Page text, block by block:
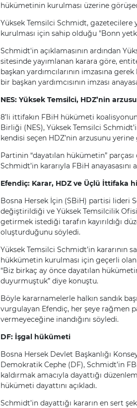
hükümetinin kurulması üzerine
Yüksek Temsilci Schmidt, gazetecilere
kurulması için sahip olduğu "Bonn
Schmidt'in açıklamasının ardından
sitesinde yayımlanan karara göre,
başkan yardımcılarının imzasına
bir başkan yardımcısının imzası
NES: Yüksek Temsilci, HDZ’nin
8’li ittifakın FBiH hükümeti
Birliği (NES), Yüksek Temsilci
kendisi seçen HDZ’nin arzusunu yerine
Partinin “dayatılan hükümetin”
Schmidt’in kararıyla FBiH
Efendiç: Karar, HDZ ve Üçlü İttifaka
Bosna Hersek İçin (SBiH) partisi lideri
değiştirildiği ve Yüksek Temsilcilik
getirmek istediği tarafın kayırıldığı
oluşturduğunu söyledi.
Yüksek Temsilci Schmidt’in kararının
hükkümetin kurulması için geçerli
“Biz birkaç ay önce dayatılan
duyurmuştuk” diye konuştu.
Böyle kararnamelerle halkın sandık
vurgulayan Efendiç, her şeye rağmen
vermeyeceğine inandığını söyledi.
DF: İşgal hükümeti
Bosna Hersek Devlet Başkanlığı
Demokratik Cephe (DF), Schmidt’in
kaldırmak amacıyla dayattığı
hükümeti dayattını açıkladı.
Schmidt’in dayattığı kararın en sert